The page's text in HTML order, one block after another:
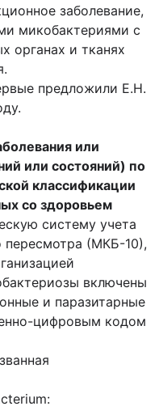
заболевание,
микобактериями с
органах и тканях
предложили E.H.
или
или состояний) по
классификации
со здоровьем
систему учета
пересмотра (МКБ-10),
включены
и паразитарные
цифровым кодом